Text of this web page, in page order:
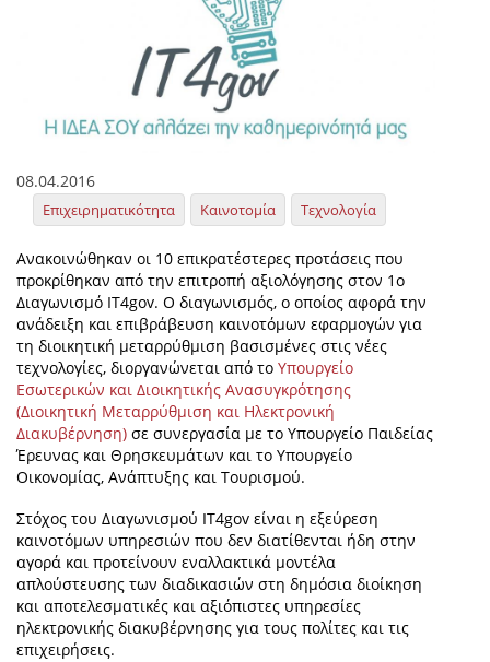
08.04.2016
Επιχειρηματικότητα Καινοτομία Τεχνολογία
Ανακοινώθηκαν οι 10 επικρατέστερες προτάσεις που
προκρίθηκαν από την επιτροπή αξιολόγησης στον 1o
Διαγωνισμό ΙΤ4gov. Ο διαγωνισμός, ο οποίος αφορά την
ανάδειξη και επιβράβευση καινοτόμων εφαρμογών για
τη διοικητική μεταρρύθμιση βασισμένες στις νέες
τεχνολογίες, διοργανώνεται από το Υπουργείο
Εσωτερικών και Διοικητικής Ανασυγκρότησης
(Διοικητική Μεταρρύθμιση και Ηλεκτρονική
Διακυβέρνηση) σε συνεργασία με το Υπουργείο Παιδείας
Έρευνας και Θρησκευμάτων και το Υπουργείο
Οικονομίας, Ανάπτυξης και Τουρισμού.
Στόχος του Διαγωνισμού ΙΤ4gov είναι η εξεύρεση
καινοτόμων υπηρεσιών που δεν διατίθενται ήδη στην
αγορά και προτείνουν εναλλακτικά μοντέλα
απλούστευσης των διαδικασιών στη δημόσια διοίκηση
και αποτελεσματικές και αξιόπιστες υπηρεσίες
ηλεκτρονικής διακυβέρνησης για τους πολίτες και τις
επιχειρήσεις.